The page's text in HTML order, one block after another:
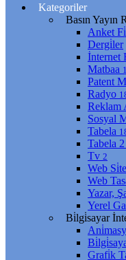
Kategoriler
Basın Yayın
Anket
Dergi̇ler
İnternet
Matbaa
Patent
Radyo
Reklam
Sosyal
Tabela
Tabela 2
Tv 2
Web
Web
Yazar,
Yerel
Bi̇lgi̇sayar
Grafi̇k